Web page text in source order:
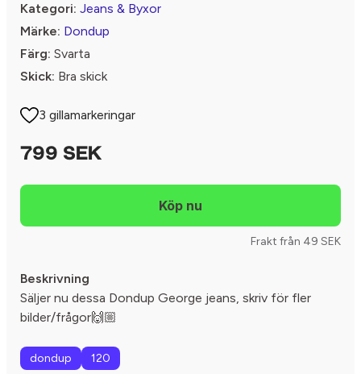
Kategori: Jeans & Byxor
Märke: Dondup
Färg: Svarta
Skick: Bra skick
3 gillamarkeringar
799 SEK
Frakt från 49 SEK
Beskrivning
Säljer nu dessa Dondup George jeans, skriv för fler
bilder/frågor🙌🏼
dondup 120